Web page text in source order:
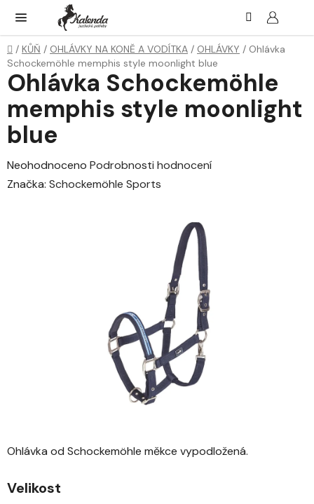
obsah
Domů
/ KŮŇ / OHLÁVKY NA KONĚ A VODÍTKA / OHLÁVKY / Ohlávka
Schockemöhle memphis style moonlight blue
Ohlávka od Schockemöhle měkce vypodložená.
Velikost
Ohlávka Schockemöhle
memphis style moonlight
blue
Průměrné
hodnocení
Neohodnoceno Podrobnosti hodnocení
Značka: Schockemöhle Sports